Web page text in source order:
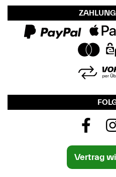
Vertrag